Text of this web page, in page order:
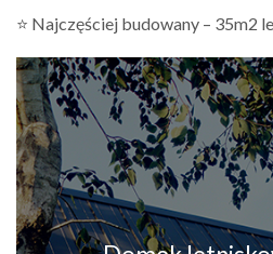
⭐ Najczęściej budowany – 35m2